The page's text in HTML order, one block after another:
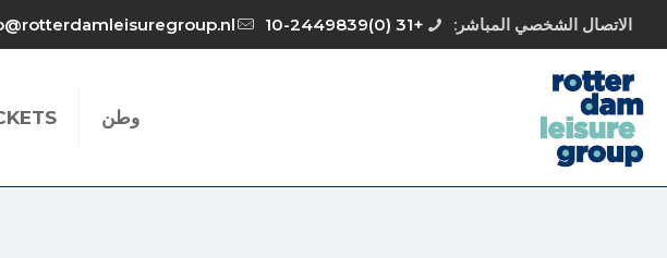
الاتصال الشخصي المباشر: +31 (0)10-2449839
وطن